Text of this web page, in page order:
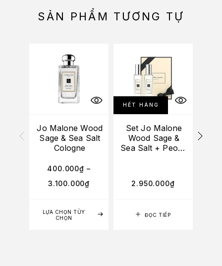
SẢN PHẨM TƯƠNG TỰ
LỰA CHỌN TÙY
CHỌN
Jo Malone Wood
Sage & Sea Salt
Cologne
400.000₫ –
3.100.000₫
HẾT HÀNG
ĐỌC TIẾP
Set Jo Malone
Wood Sage &
Sea Salt + Peony
2.950.000₫